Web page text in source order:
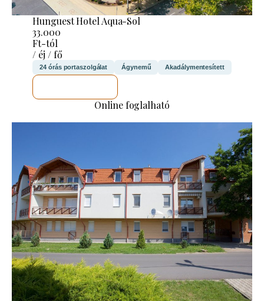
Hunguest Hotel Aqua-Sol
33.000
Ft-tól
/ éj / fő
24 órás portaszolgálat Ágynemű Akadálymentesített
Online foglalható